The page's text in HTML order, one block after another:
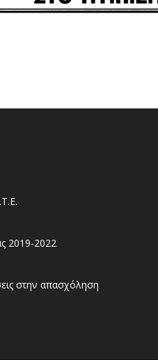
2019-2022
στην απασχόληση